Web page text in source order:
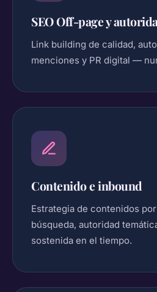
SEO Off-page y
Link building de calidad,
menciones y PR digital —
Contenido e inbound
Estrategia de contenidos
búsqueda, autoridad
sostenida en el tiempo.